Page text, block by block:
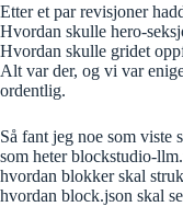
Etter et par revisjoner
Hvordan skulle hero-
Hvordan skulle gridet
Alt var der, og vi var
ordentlig.
Så fant jeg noe som
som heter blockstudio-
hvordan blokker skal
hvordan block.json skal